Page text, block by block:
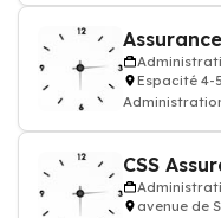
Espacité 4-
CSS
avenue de